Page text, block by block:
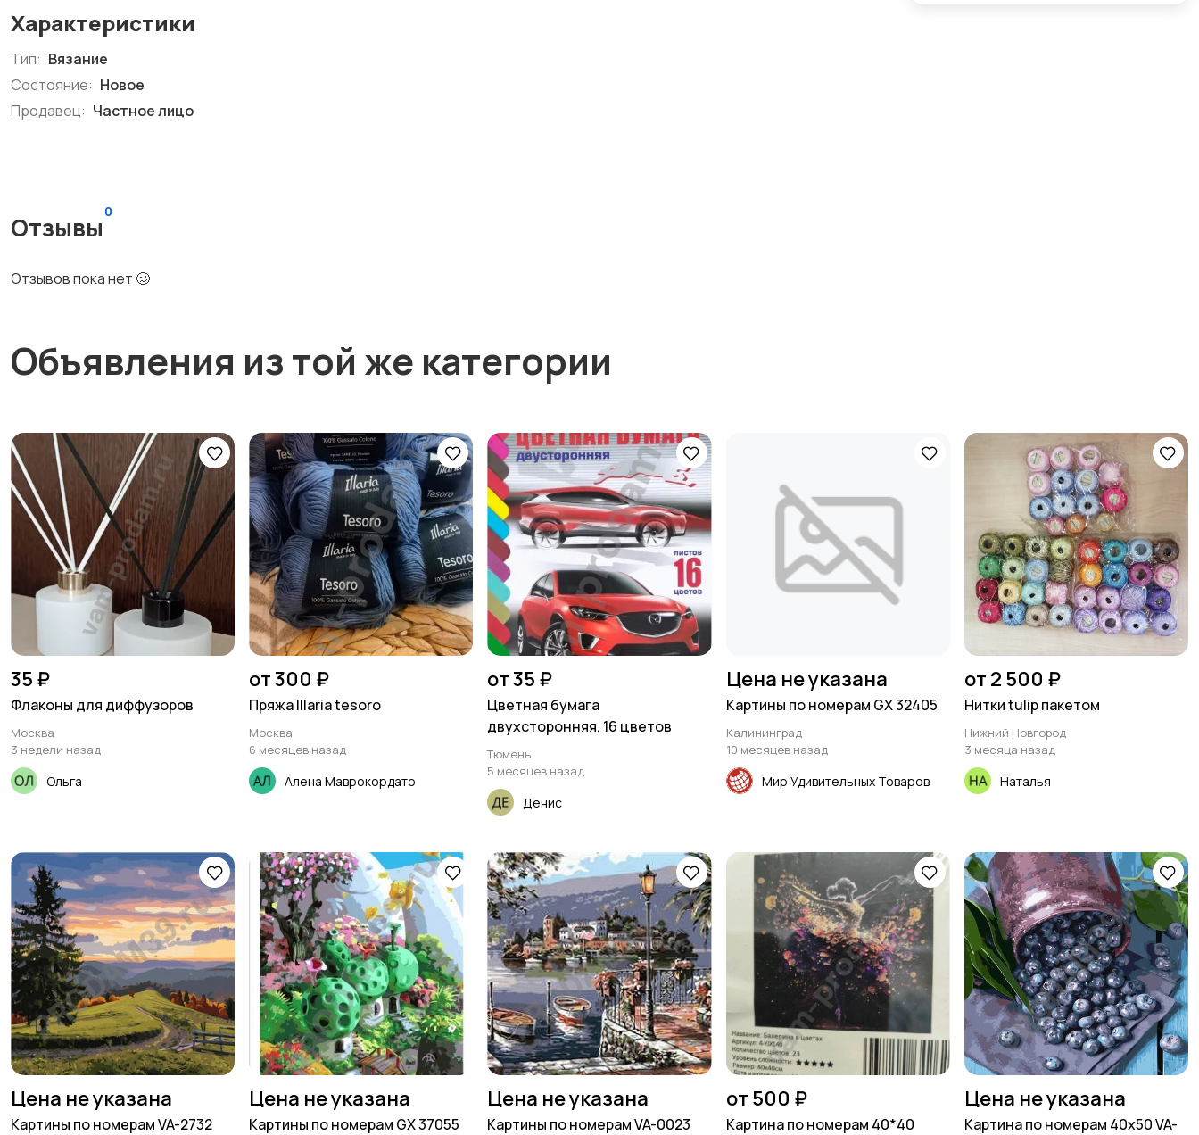
Характеристики
Тип: Вязание
Состояние: Новое
Продавец: Частное лицо
Отзывы
0
Отзывов пока нет 🥴
Объявления из той же категории
35 ₽
Флаконы для диффузоров
Москва
3 недели назад
Ольга
от 300 ₽
Пряжа Illaria tesoro
Москва
6 месяцев назад
Алена Маврокордато
от 35 ₽
Цветная бумага
двухсторонняя, 16 цветов
Тюмень
5 месяцев назад
Денис
Цена не указана
Картины по номерам GX 32405
Калининград
10 месяцев назад
Мир Удивительных Товаров
от 2 500 ₽
Нитки tulip пакетом
Нижний Новгород
3 месяца назад
Наталья
Цена не указана
Картины по номерам VA-2732
Цена не указана
Картины по номерам GX 37055
Цена не указана
Картины по номерам VA-0023
от 500 ₽
Картина по номерам 40*40
Цена не указана
Картина по номерам 40х50 VA-